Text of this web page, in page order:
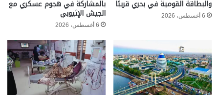
والبطاقة القومية في بحري قريبًا
6 أغسطس، 2026
بالمشاركة في هجوم عسكري مع
الجيش الإثيوبي
6 أغسطس، 2026